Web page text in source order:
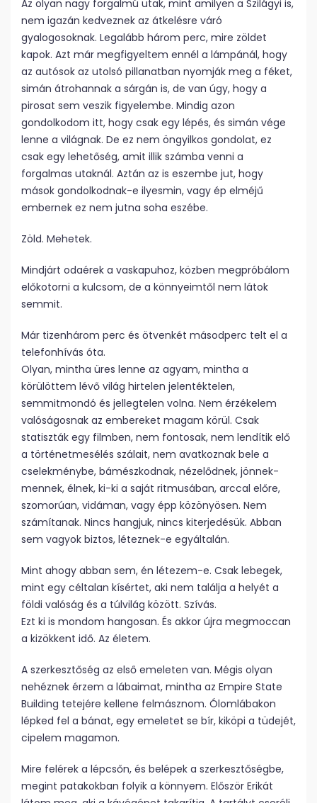
Az olyan nagy forgalmú utak, mint amilyen a Szilágyi is,
nem igazán kedveznek az átkelésre váró
gyalogosoknak. Legalább három perc, mire zöldet
kapok. Azt már megfigyeltem ennél a lámpánál, hogy
az autósok az utolsó pillanatban nyomják meg a féket,
simán átrohannak a sárgán is, de van úgy, hogy a
pirosat sem veszik figyelembe. Mindig azon
gondolkodom itt, hogy csak egy lépés, és simán vége
lenne a világnak. De ez nem öngyilkos gondolat, ez
csak egy lehetőség, amit illik számba venni a
forgalmas utaknál. Aztán az is eszembe jut, hogy
mások gondolkodnak-e ilyesmin, vagy ép elméjű
embernek ez nem jutna soha eszébe.
Zöld. Mehetek.
Mindjárt odaérek a vaskapuhoz, közben megpróbálom
előkotorni a kulcsom, de a könnyeimtől nem látok
semmit.
Már tizenhárom perc és ötvenkét másodperc telt el a
telefonhívás óta.
Olyan, mintha üres lenne az agyam, mintha a
körülöttem lévő világ hirtelen jelentéktelen,
semmitmondó és jellegtelen volna. Nem érzékelem
valóságosnak az embereket magam körül. Csak
statiszták egy filmben, nem fontosak, nem lendítik elő
a történetmesélés szálait, nem avatkoznak bele a
cselekménybe, bámészkodnak, nézelődnek, jönnek-
mennek, élnek, ki-ki a saját ritmusában, arccal előre,
szomorúan, vidáman, vagy épp közönyösen. Nem
számítanak. Nincs hangjuk, nincs kiterjedésük. Abban
sem vagyok biztos, léteznek-e egyáltalán.
Mint ahogy abban sem, én létezem-e. Csak lebegek,
mint egy céltalan kísértet, aki nem találja a helyét a
földi valóság és a túlvilág között. Szívás.
Ezt ki is mondom hangosan. És akkor újra megmoccan
a kizökkent idő. Az életem.
A szerkesztőség az első emeleten van. Mégis olyan
nehéznek érzem a lábaimat, mintha az Empire State
Building tetejére kellene felmásznom. Ólomlábakon
lépked fel a bánat, egy emeletet se bír, kiköpi a tüdejét,
cipelem magamon.
Mire felérek a lépcsőn, és belépek a szerkesztőségbe,
megint patakokban folyik a könnyem. Először Erikát